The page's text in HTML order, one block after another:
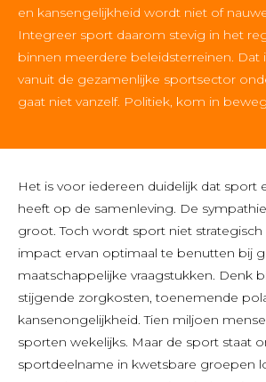
en kansengelijkheid wordt niet of
Integreer sport daarom stevig in het
binnen meerdere beleidsterreinen. Dat
vanuit de gezamenlijke sportsector
gaat niet vanzelf. Politiek, kom in
Het is voor iedereen duidelijk dat sport
heeft op de samenleving. De
groot. Toch wordt sport niet
impact ervan optimaal te benutten bij
maatschappelijke vraagstukken. Denk
stijgende zorgkosten, toenemende
kansenongelijkheid. Tien miljoen
sporten wekelijks. Maar de sport staat
sportdeelname in kwetsbare groepen